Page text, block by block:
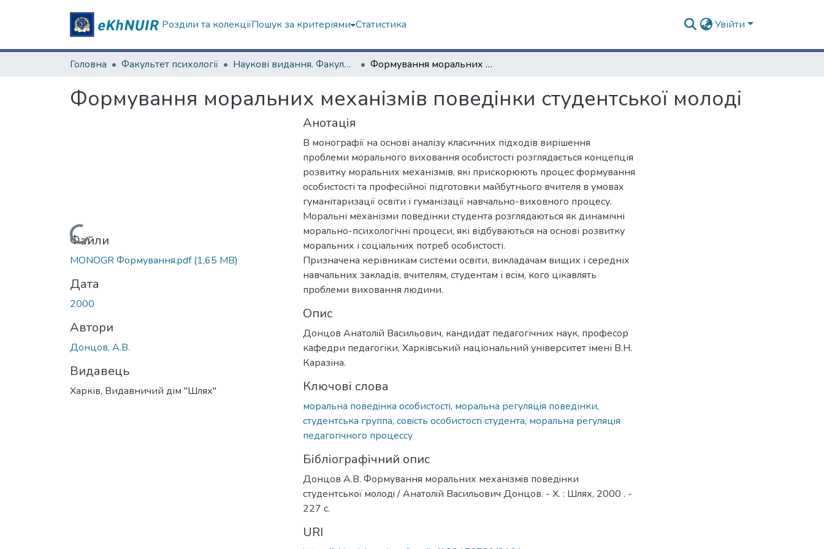
Розділи та колекціїПошук за критеріями Статистика Увійти
Головна Факультет психології Наукові видання. Факультет психології Формування моральних механiзмiв поведiнки студентської молодi
Формування моральних механiзмiв поведiнки студентської молодi
Вантажиться...
Файли
MONOGR Формування.pdf(1,65 MB)
Дата
2000
Автори
Донцов, А.В.
Видавець
Харків, Видавничий дім "Шлях"
Анотація
В монографії на основі аналізу класичних підходів вирішення
проблеми морального виховання особистості розглядається концепція
розвитку моральних механізмів, які прискорюють процес формування
особистості та професійної підготовки майбутнього вчителя в умовах
гуманітаризації освіти і гуманізації навчально-виховного процесу.
Моральні механізми поведінки студента розглядаються як динамічні
морально-психологічні процеси, які відбуваються на основі розвитку
моральних і соціальних потреб особистості.
Призначена керівникам системи освіти, викладачам вищих і середніх
навчальних закладів, вчителям, студентам і всім, кого цікавлять
проблеми виховання людини.
Опис
Донцов Анатолiй Васильович, кандидат педагогічних наук, професор
кафедри педагогіки, Харківський національний університет імені В.Н.
Каразіна.
Ключові слова
моральна поведiнка особистостi, моральна регуляцiя поведінки,
студентська группа, совiсть особистостi студента, моральна регуляцiя
педагогiчного процессу
Бібліографічний опис
Донцов А.В. Формування моральних механiзмiв поведiнки
студентської молодi / Анатолiй Васильович Донцов. - Х. : Шлях, 2000 . -
227 с.
URI